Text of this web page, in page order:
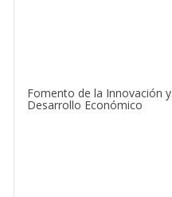
Fomento de la Innovación y
Desarrollo Económico